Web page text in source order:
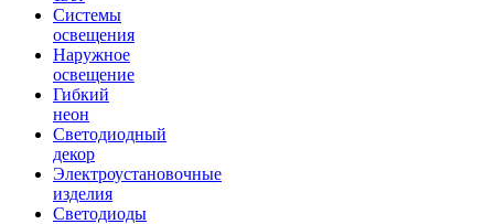
Системы
освещения
Наружное
освещение
Гибкий
неон
Светодиодный
декор
Электроустановочные
изделия
Светодиоды